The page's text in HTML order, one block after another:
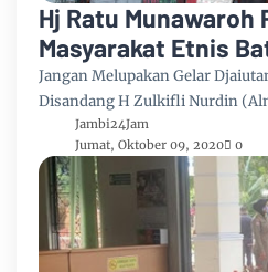
Hj Ratu Munawaroh
Masyarakat Etnis
Jambi Pada Pilgub
2020
Jangan Melupakan Gelar
Disandang H Zulkifli Nurdin
Jambi24Jam
Jumat, Oktober 09, 2020
0